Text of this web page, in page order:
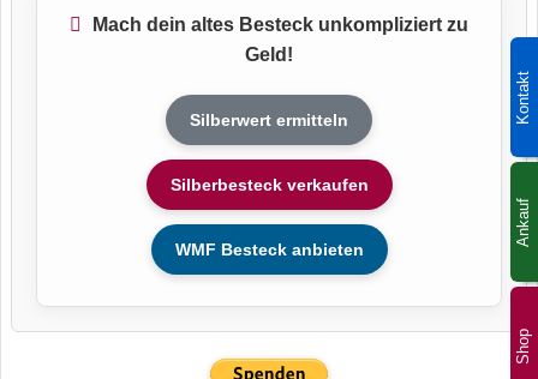
Shop
Kontakt
Ankauf
Mach dein altes Besteck unkompliziert zu
Geld!
Silberwert ermitteln
Silberbesteck verkaufen
WMF Besteck anbieten